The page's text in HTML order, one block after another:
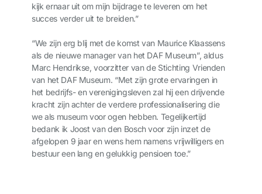
kijk ernaar uit om mijn bijdrage te leveren om het
succes verder uit te breiden.”
“We zijn erg blij met de komst van Maurice Klaassens
als de nieuwe manager van het DAF Museum”, aldus
Marc Hendrikse, voorzitter van de Stichting Vrienden
van het DAF Museum. “Met zijn grote ervaringen in
het bedrijfs- en verenigingsleven zal hij een drijvende
kracht zijn achter de verdere professionalisering die
we als museum voor ogen hebben. Tegelijkertijd
bedank ik Joost van den Bosch voor zijn inzet de
afgelopen 9 jaar en wens hem namens vrijwilligers en
bestuur een lang en gelukkig pensioen toe.”